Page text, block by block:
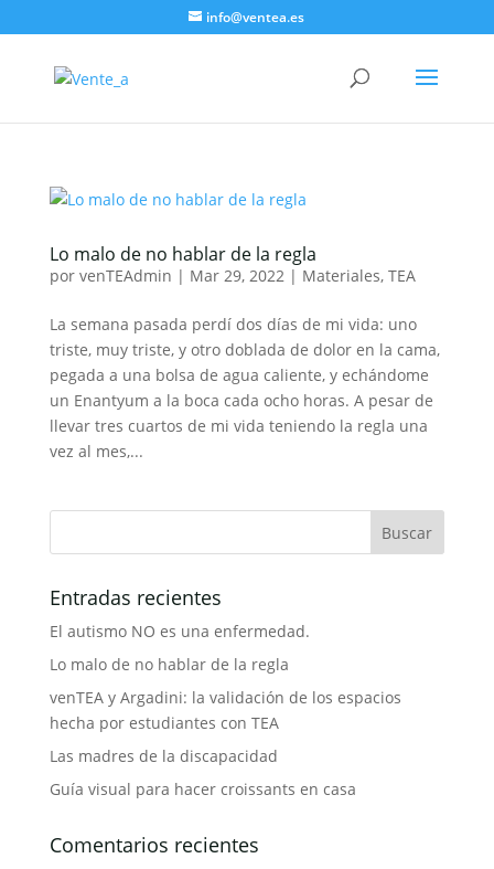
info@ventea.es
Lo malo de no hablar de la regla
por venTEAdmin | Mar 29, 2022| Materiales, TEA
La semana pasada perdí dos días de mi vida: uno
triste, muy triste, y otro doblada de dolor en la cama,
pegada a una bolsa de agua caliente, y echándome
un Enantyum a la boca cada ocho horas. A pesar de
llevar tres cuartos de mi vida teniendo la regla una
vez al mes,...
Entradas recientes
El autismo NO es una enfermedad.
Lo malo de no hablar de la regla
venTEA y Argadini: la validación de los espacios
hecha por estudiantes con TEA
Las madres de la discapacidad
Guía visual para hacer croissants en casa
Comentarios recientes